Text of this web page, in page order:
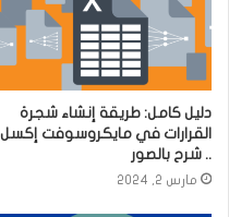
دليل كامل: طريقة إنشاء شجرة
القرارات في مايكروسوفت إكسل
.. شرح بالصور
مارس 2, 2024